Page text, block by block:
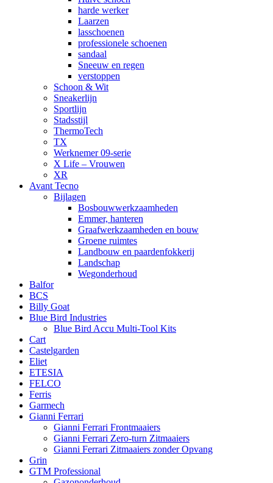
harde werker
Laarzen
lasschoenen
professionele schoenen
sandaal
Sneeuw en regen
verstoppen
Schoon & Wit
Sneakerlijn
Sportlijn
Stadsstijl
ThermoTech
TX
Werknemer 09-serie
X Life – Vrouwen
XR
Avant Tecno
Bijlagen
Bosbouwwerkzaamheden
Emmer, hanteren
Graafwerkzaamheden en bouw
Groene ruimtes
Landbouw en paardenfokkerij
Landschap
Wegonderhoud
Balfor
BCS
Billy Goat
Blue Bird Industries
Blue Bird Accu Multi-Tool Kits
Cart
Castelgarden
Eliet
ETESIA
FELCO
Ferris
Garmech
Gianni Ferrari
Gianni Ferrari Frontmaaiers
Gianni Ferrari Zero-turn Zitmaaiers
Gianni Ferrari Zitmaaiers zonder Opvang
Grin
GTM Professional